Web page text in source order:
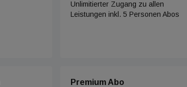
Unlimitierter Zugang zu allen
Leistungen inkl. 5 Personen Abos
Premium Abo